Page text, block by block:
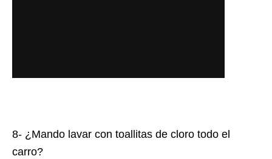
8- ¿Mando lavar con toallitas de cloro todo el
carro?